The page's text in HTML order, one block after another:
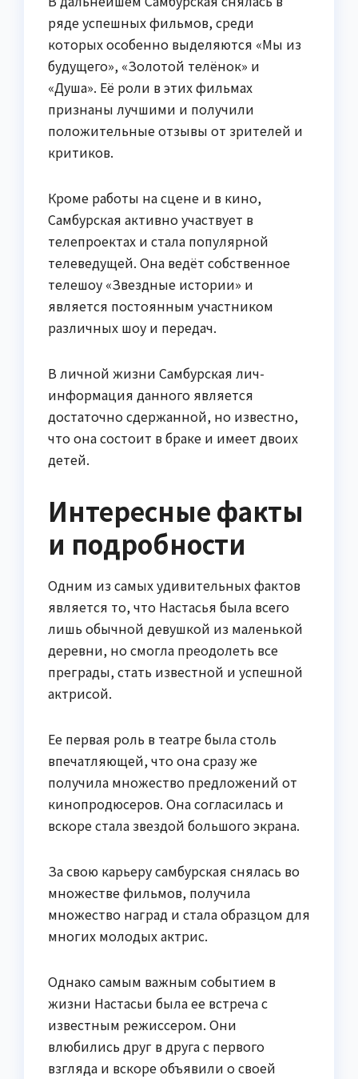
ряде успешных фильмов, среди
которых особенно выделяются «Мы из
будущего», «Золотой телёнок» и
«Душа». Её роли в этих фильмах
признаны лучшими и получили
положительные отзывы от зрителей и
критиков.
Кроме работы на сцене и в кино,
Самбурская активно участвует в
телепроектах и стала популярной
телеведущей. Она ведёт собственное
телешоу «Звездные истории» и
является постоянным участником
различных шоу и передач.
В личной жизни Самбурская лич-
информация данного является
достаточно сдержанной, но известно,
что она состоит в браке и имеет двоих
детей.
Интересные факты
и подробности
Одним из самых удивительных фактов
является то, что Настасья была всего
лишь обычной девушкой из маленькой
деревни, но смогла преодолеть все
преграды, стать известной и успешной
актрисой.
Ее первая роль в театре была столь
впечатляющей, что она сразу же
получила множество предложений от
кинопродюсеров. Она согласилась и
вскоре стала звездой большого экрана.
За свою карьеру самбурская снялась во
множестве фильмов, получила
множество наград и стала образцом для
многих молодых актрис.
Однако самым важным событием в
жизни Настасьи была ее встреча с
известным режиссером. Они
влюбились друг в друга с первого
взгляда и вскоре объявили о своей